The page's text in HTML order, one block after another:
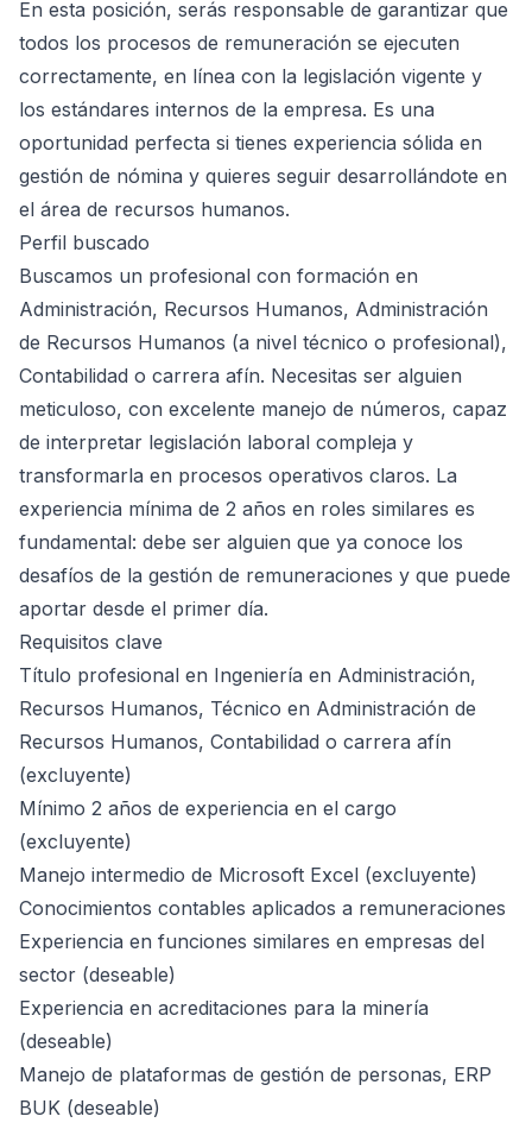
En esta posición, serás responsable de garantizar que
todos los procesos de remuneración se ejecuten
correctamente, en línea con la legislación vigente y
los estándares internos de la empresa. Es una
oportunidad perfecta si tienes experiencia sólida en
gestión de nómina y quieres seguir desarrollándote en
el área de recursos humanos.
Perfil buscado
Buscamos un profesional con formación en
Administración, Recursos Humanos, Administración
de Recursos Humanos (a nivel técnico o profesional),
Contabilidad o carrera afín. Necesitas ser alguien
meticuloso, con excelente manejo de números, capaz
de interpretar legislación laboral compleja y
transformarla en procesos operativos claros. La
experiencia mínima de 2 años en roles similares es
fundamental: debe ser alguien que ya conoce los
desafíos de la gestión de remuneraciones y que puede
aportar desde el primer día.
Requisitos clave
Título profesional en Ingeniería en Administración,
Recursos Humanos, Técnico en Administración de
Recursos Humanos, Contabilidad o carrera afín
(excluyente)
Mínimo 2 años de experiencia en el cargo
(excluyente)
Manejo intermedio de Microsoft Excel (excluyente)
Conocimientos contables aplicados a remuneraciones
Experiencia en funciones similares en empresas del
sector (deseable)
Experiencia en acreditaciones para la minería
(deseable)
Manejo de plataformas de gestión de personas, ERP
BUK (deseable)